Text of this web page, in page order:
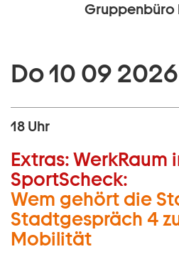
Gruppenbüro
Do 10 09
18 Uhr
Extras:WerkRaum
SportScheck:
Wem gehört die
Stadtgespräch 4
Mobilität